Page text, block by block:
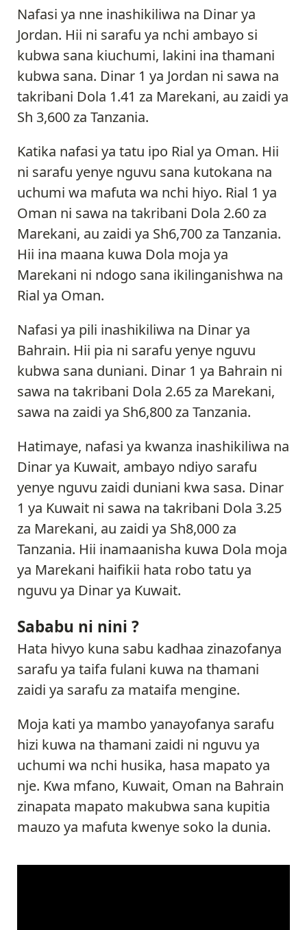
Nafasi ya nne inashikiliwa na Dinar ya
Jordan. Hii ni sarafu ya nchi ambayo si
kubwa sana kiuchumi, lakini ina thamani
kubwa sana. Dinar 1 ya Jordan ni sawa na
takribani Dola 1.41 za Marekani, au zaidi ya
Sh 3,600 za Tanzania.
Katika nafasi ya tatu ipo Rial ya Oman. Hii
ni sarafu yenye nguvu sana kutokana na
uchumi wa mafuta wa nchi hiyo. Rial 1 ya
Oman ni sawa na takribani Dola 2.60 za
Marekani, au zaidi ya Sh6,700 za Tanzania.
Hii ina maana kuwa Dola moja ya
Marekani ni ndogo sana ikilinganishwa na
Rial ya Oman.
Nafasi ya pili inashikiliwa na Dinar ya
Bahrain. Hii pia ni sarafu yenye nguvu
kubwa sana duniani. Dinar 1 ya Bahrain ni
sawa na takribani Dola 2.65 za Marekani,
sawa na zaidi ya Sh6,800 za Tanzania.
Hatimaye, nafasi ya kwanza inashikiliwa na
Dinar ya Kuwait, ambayo ndiyo sarafu
yenye nguvu zaidi duniani kwa sasa. Dinar
1 ya Kuwait ni sawa na takribani Dola 3.25
za Marekani, au zaidi ya Sh8,000 za
Tanzania. Hii inamaanisha kuwa Dola moja
ya Marekani haifikii hata robo tatu ya
nguvu ya Dinar ya Kuwait.
Sababu ni nini ?
Hata hivyo kuna sabu kadhaa zinazofanya
sarafu ya taifa fulani kuwa na thamani
zaidi ya sarafu za mataifa mengine.
Moja kati ya mambo yanayofanya sarafu
hizi kuwa na thamani zaidi ni nguvu ya
uchumi wa nchi husika, hasa mapato ya
nje. Kwa mfano, Kuwait, Oman na Bahrain
zinapata mapato makubwa sana kupitia
mauzo ya mafuta kwenye soko la dunia.